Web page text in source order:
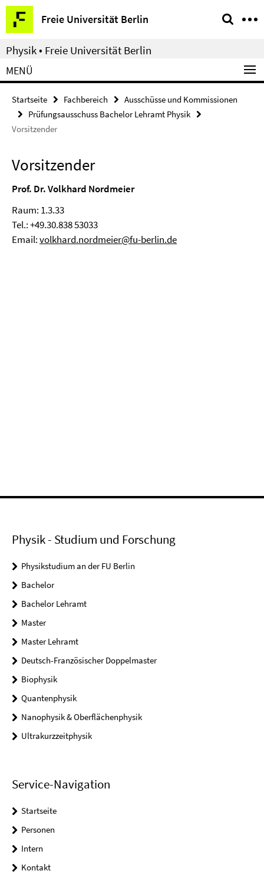
Springe
direkt
zu
Inhalt
Freie Universität Berlin
Service-
Navigation
Physik • Freie Universität Berlin
MENÜ
Startseite Fachbereich
Ausschüsse und Kommissionen
Prüfungsausschuss Bachelor Lehramt Physik
Vorsitzender
Vorsitzender
Prof. Dr. Volkhard Nordmeier
Raum: 1.3.33
Tel.: +49.30.838 53033
Email:volkhard.nordmeier@fu-berlin.de
Physik - Studium und Forschung
Physikstudium an der FU Berlin
Bachelor
Bachelor Lehramt
Master
Master Lehramt
Deutsch-Französischer Doppelmaster
Biophysik
Quantenphysik
Nanophysik & Oberflächenphysik
Ultrakurzzeitphysik
Service-Navigation
Startseite
Personen
Intern
Kontakt